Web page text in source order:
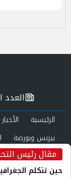
مقال رئيس
حين تتكلم
العدد
الرئيسية الأخبار
بيزنس وبورصة
صحة وجمال
العدد الورقي